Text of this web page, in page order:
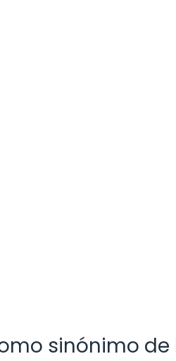
sinónimo